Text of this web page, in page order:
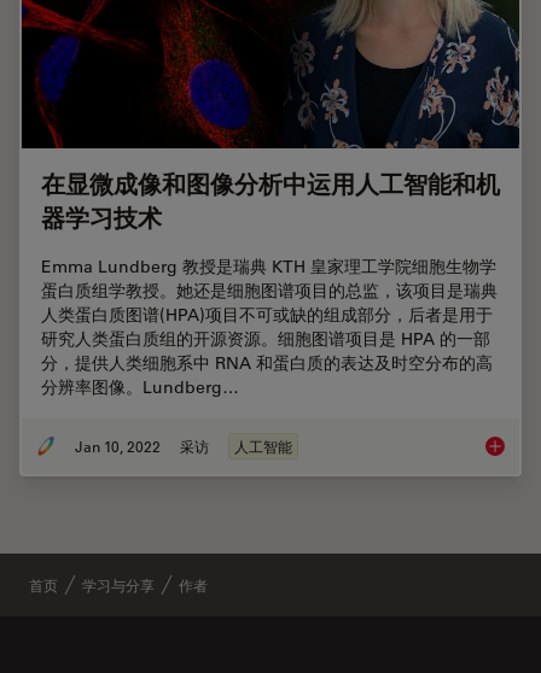
在显微成像和图像分析中运用人工智能和机
器学习技术
Emma Lundberg 教授是瑞典 KTH 皇家理工学院细胞生物学
蛋白质组学教授。她还是细胞图谱项目的总监，该项目是瑞典
人类蛋白质图谱(HPA)项目不可或缺的组成部分，后者是用于
研究人类蛋白质组的开源资源。细胞图谱项目是 HPA 的一部
分，提供人类细胞系中 RNA 和蛋白质的表达及时空分布的高
分辨率图像。Lundberg…
Jan 10, 2022 采访 人工智能 在显微
首页 学习与分享 作者